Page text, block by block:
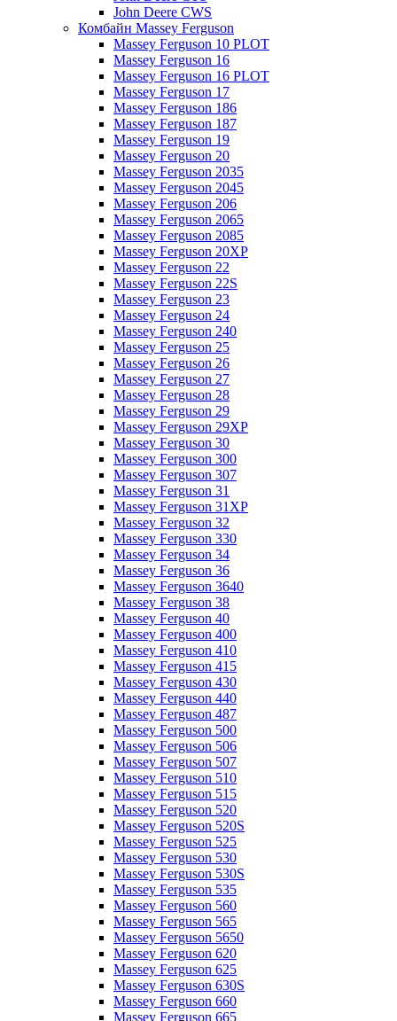
John Deere CWS
Комбайн Massey Ferguson
Massey Ferguson 10 PLOT
Massey Ferguson 16
Massey Ferguson 16 PLOT
Massey Ferguson 17
Massey Ferguson 186
Massey Ferguson 187
Massey Ferguson 19
Massey Ferguson 20
Massey Ferguson 2035
Massey Ferguson 2045
Massey Ferguson 206
Massey Ferguson 2065
Massey Ferguson 2085
Massey Ferguson 20XP
Massey Ferguson 22
Massey Ferguson 22S
Massey Ferguson 23
Massey Ferguson 24
Massey Ferguson 240
Massey Ferguson 25
Massey Ferguson 26
Massey Ferguson 27
Massey Ferguson 28
Massey Ferguson 29
Massey Ferguson 29XP
Massey Ferguson 30
Massey Ferguson 300
Massey Ferguson 307
Massey Ferguson 31
Massey Ferguson 31XP
Massey Ferguson 32
Massey Ferguson 330
Massey Ferguson 34
Massey Ferguson 36
Massey Ferguson 3640
Massey Ferguson 38
Massey Ferguson 40
Massey Ferguson 400
Massey Ferguson 410
Massey Ferguson 415
Massey Ferguson 430
Massey Ferguson 440
Massey Ferguson 487
Massey Ferguson 500
Massey Ferguson 506
Massey Ferguson 507
Massey Ferguson 510
Massey Ferguson 515
Massey Ferguson 520
Massey Ferguson 520S
Massey Ferguson 525
Massey Ferguson 530
Massey Ferguson 530S
Massey Ferguson 535
Massey Ferguson 560
Massey Ferguson 565
Massey Ferguson 5650
Massey Ferguson 620
Massey Ferguson 625
Massey Ferguson 630S
Massey Ferguson 660
Massey Ferguson 665